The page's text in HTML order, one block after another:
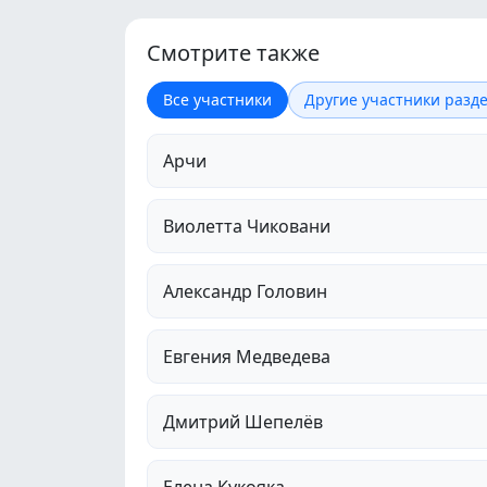
Смотрите также
Все участники Другие участники
Арчи
Виолетта Чиковани
Александр Головин
Евгения Медведева
Дмитрий Шепелёв